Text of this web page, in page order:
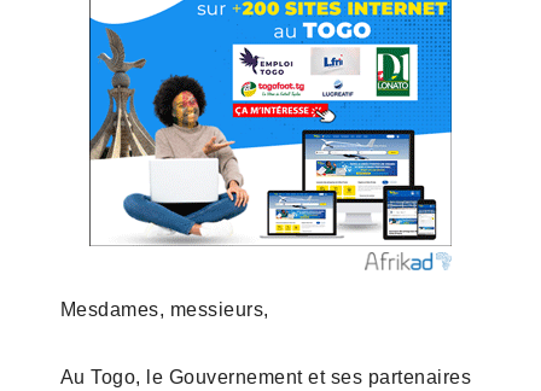
Mesdames, messieurs,
Au Togo, le Gouvernement et ses partenaires